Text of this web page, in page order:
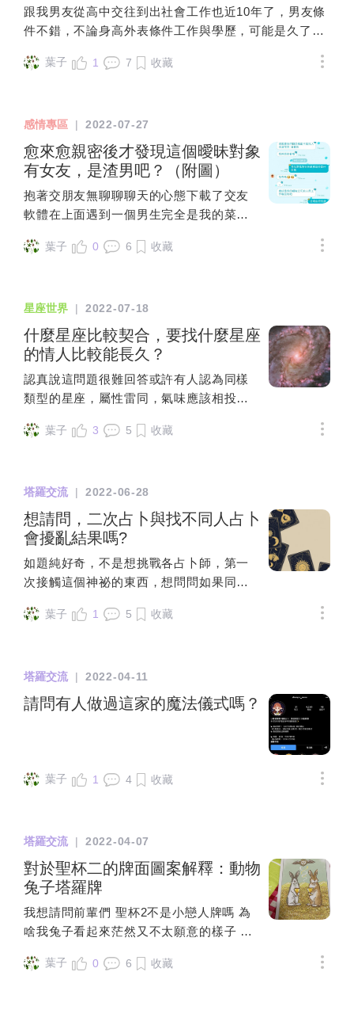
跟我男友從高中交往到出社會工作也近10年了，男友條
件不錯，不論身高外表條件工作與學歷，可能是久了缺
高許多，也很積極規劃投資，在短短幾年內靠投資與收
覺，這長期下來讓我多次懷疑「他真的愛我嗎？」，我
真的覺得一對感情不需要這些，只需要彼此的陪伴，關
愛，即使租房子又怎樣？只有彼此珍惜彼此也可以很幸
福。 上周跟男友提了分手，他覺得他做這些也是為了我
們的未來，但我真的沒辦法繼續了，我也知道沒辦法再
找到條件那麼好的男生，但女生要的就只是最簡單的被
愛而已，我想了很久，哭了好幾個晚上，最後還是沒辦
法繼續了，唉，到了現在也不覺得可惜，只是會覺得我
清楚就好了，但感情還是自己知道那個複雜的情緒。
葉子 1 7 收藏
感情專區 | 2022-07-27
愈來愈親密後才發現這個曖昧對象
有女友，是渣男吧？（附圖）
抱著交朋友無聊聊聊天的心態下載了交友
軟體在上面遇到一個男生完全是我的菜🥹
昧的話抱抱親親陪我睡什麼的這種 也打過
聊天一開始就問過他有沒有女朋友了想當
然他騙我說沒有🥲我習慣用ig 所以一開始
我是問他有沒有哀居他跟我說那是工作才
會用的等等屁話礙於他的工作比較特別
（這邊不多贅述所以我相信了 後來我突發
奇想的從他哥哥的哀居找他哀居 他設私人
所以我用了別的帳號追蹤他接受之後我在
精選動態看到了他女朋友…我當下傻住 理
了 他也沒覺得自己哪裡有做錯他講了一堆
很唬爛的理由來解釋他講的曖昧的話幫老
闆在交友軟體上找賭場荷官（？？？？或
是公司的人拿他手機回的（？？？？會不
會太扯：）後來當然也就沒再跟他聊天 事
跟他女朋友講我看他ig前兩天才跟女友出去
超怕我跟他女友講 當下就把所有他不認識
了 很糾結要不要講 怕講了我會出事之類的
葉子 0 6 收藏
星座世界 | 2022-07-18
什麼星座比較契合，要找什麼星座
的情人比較能長久？
認真說這問題很難回答或許有人認為同樣
類型的星座，屬性雷同，氣味應該相投，
牡羊、獅子、射手，或風象雙子、天秤、
在於一個人的命盤組成很少是單一星座組
成的。以上升射手、太陽水瓶、月亮巨
蟹、金星魔羯、火星牡羊來說，有個熱愛
自由不受約束的靈魂但內心渴望家庭溫
暖，選擇對象務實到不行，希望對方有車
有房有經濟基礎，個性上火爆急躁但又來
的快去得也快，非常在意床第之樂，這樣
的組合你說他要跟誰比較合，跟誰比較不
對，但太陽摩羯的我曾經遇過一個超級討
厭的太陽處女座同事，她沒有對我做過甚
生觀契不契合比較重要，多多溝通相處才
友了，才來研究兩人該如何相處才能長
相互排斥的地方，與其用星座來找有緣
人，不如放寬心去認識不同的人，相處過
後再來決定要不要在一起。
葉子 3 5 收藏
塔羅交流 | 2022-06-28
想請問，二次占卜與找不同人占卜
會擾亂結果嗎?
如題純好奇，不是想挑戰各占卜師，第一
次接觸這個神祕的東西，想問問如果同件
事情的預測嗎?已經有做過大眾占卜了，不
什麼能量或是一些比較學術的說法or看法想
知道抽牌反應的是我們淺意識裡希望發生
的事嗎?還是這真的是一種無形中未來的能
工作，當然我淺意識會希望抽到正向的牌
(安慰劑效應??)所以我抽出來的牌會比較往
覺嗎?畢竟抽的人是我應該是我這邊單方面
的感覺而已吧@@?麻瓜發問，先感謝各位
解答><
葉子 1 5 收藏
塔羅交流 | 2022-04-11
請問有人做過這家的魔法儀式嗎？
葉子 1 4 收藏
塔羅交流 | 2022-04-07
對於聖杯二的牌面圖案解釋：動物
兔子塔羅牌
我想請問前輩們 聖杯2不是小戀人牌嗎 為
啥我兔子看起來茫然又不太願意的樣子 會
葉子 0 6 收藏